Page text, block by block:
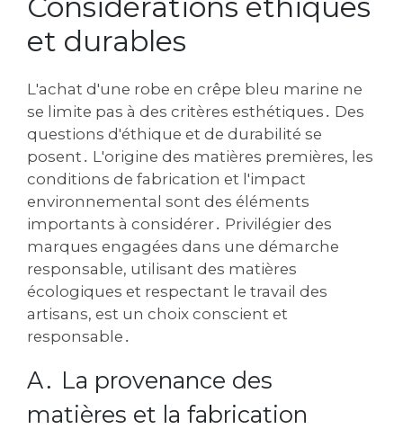
et durables
L'achat d'une robe en crêpe bleu marine ne
se limite pas à des critères esthétiques․ Des
questions d'éthique et de durabilité se
posent․ L'origine des matières premières‚ les
conditions de fabrication et l'impact
environnemental sont des éléments
importants à considérer․ Privilégier des
marques engagées dans une démarche
responsable‚ utilisant des matières
écologiques et respectant le travail des
artisans‚ est un choix conscient et
responsable․
A․ La provenance des
matières et la fabrication